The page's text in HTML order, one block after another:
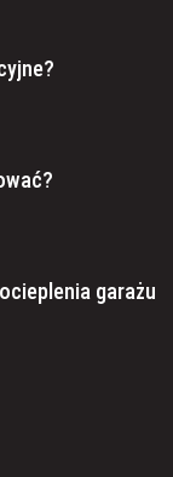
garażu